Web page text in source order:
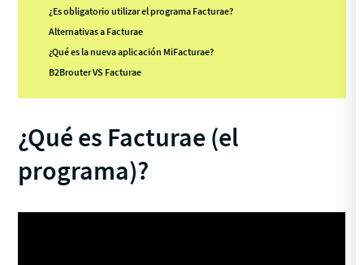
¿Es obligatorio utilizar el programa Facturae?
Alternativas a Facturae
¿Qué es la nueva aplicación MiFacturae?
B2Brouter VS Facturae
¿Qué es Facturae (el
programa)?